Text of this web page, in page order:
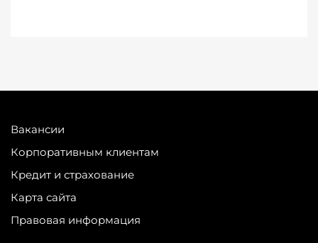
Вакансии
Корпоративным клиентам
Кредит и страхование
Карта сайта
Правовая информация